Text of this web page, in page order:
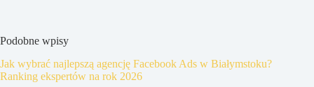
Podobne wpisy
Jak wybrać najlepszą agencję Facebook Ads w Białymstoku?
Ranking ekspertów na rok 2026